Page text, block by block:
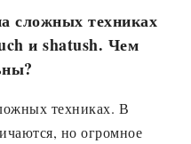
сложных техниках
и shatush. Чем
техниках. В
но огромное